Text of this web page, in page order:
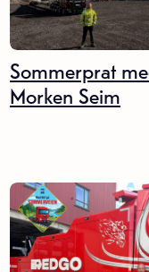
Sommerprat
Morken Seim